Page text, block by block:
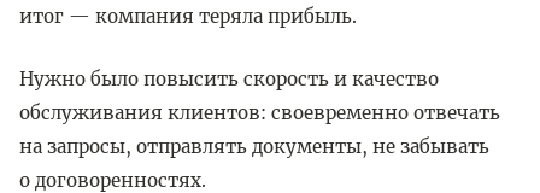
итог — компания теряла прибыль.
Нужно было повысить скорость и качество
обслуживания клиентов: своевременно отвечать
на запросы, отправлять документы, не забывать
о договоренностях.